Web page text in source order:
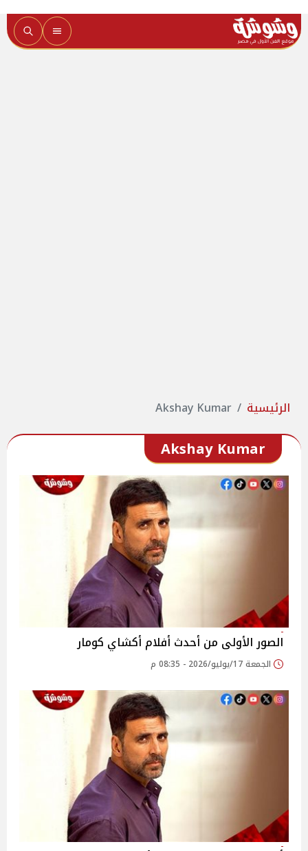
الرئيسية Akshay Kumar
Akshay Kumar
الصور الأولى من أحدث أفلام أكشاي كومار
الجمعة 17/يوليو/2026 - 08:35 م